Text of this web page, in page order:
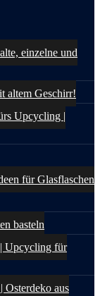
einzelne und
altem Geschirr!
Upcycling |
für Glasflaschen
basteln
Upcycling für
Osterdeko aus